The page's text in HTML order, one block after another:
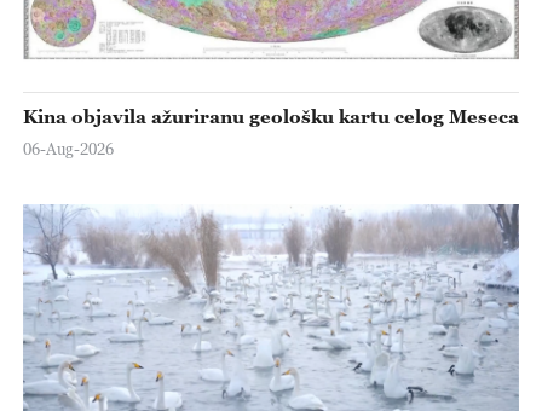
Kina objavila ažuriranu geološku kartu celog Meseca
06-Aug-2026